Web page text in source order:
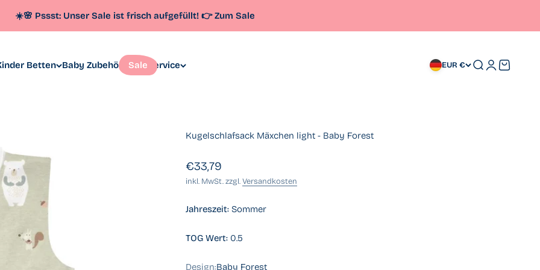
☀️🌸 Pssst: Unser Sale ist frisch aufgefüllt! 👉 Zum Sale
Betten Baby Zubehör Sale Service EUR € SucheAnmelden
Kugelschlafsack Mäxchen light - Baby Forest
Angebot
€33,79
inkl. MwSt. zzgl.Versandkosten
Jahreszeit: Sommer
TOG Wert: 0.5
Design:Baby Forest